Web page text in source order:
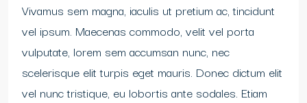
Vivamus sem magna, iaculis ut pretium ac, tincidunt
vel ipsum. Maecenas commodo, velit vel porta
vulputate, lorem sem accumsan nunc, nec
scelerisque elit turpis eget mauris. Donec dictum elit
vel nunc tristique, eu lobortis ante sodales. Etiam